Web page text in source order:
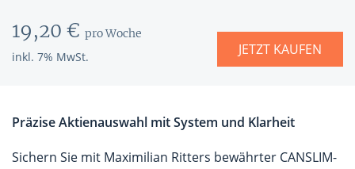
19,20 € pro Woche
inkl. 7% MwSt. JETZT KAUFEN
Präzise Aktienauswahl mit System und Klarheit
Sichern Sie mit Maximilian Ritters bewährter CANSLIM-